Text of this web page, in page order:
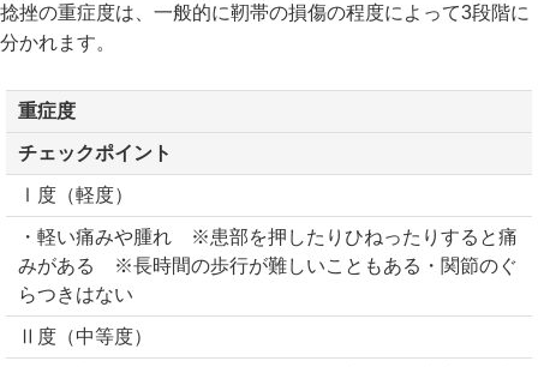
捻挫の重症度は、一般的に靭帯の損傷の程度によって3段階に
分かれます。
重症度
チェックポイント
Ⅰ度（軽度）
・軽い痛みや腫れ ※患部を押したりひねったりすると痛
みがある ※長時間の歩行が難しいこともある・関節のぐ
らつきはない
Ⅱ度（中等度）